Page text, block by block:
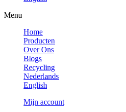
Menu
Home
Producten
Over Ons
Blogs
Recycling
Nederlands
English
Mijn account